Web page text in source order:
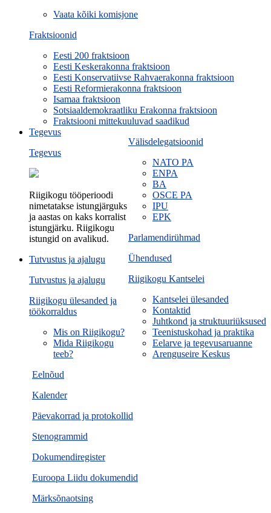
Vaata kõiki komisjone
Fraktsioonid
Eesti 200 fraktsioon
Eesti Keskerakonna fraktsioon
Eesti Konservatiivse Rahvaerakonna fraktsioon
Eesti Reformierakonna fraktsioon
Isamaa fraktsioon
Sotsiaaldemokraatliku Erakonna fraktsioon
Fraktsiooni mittekuuluvad saadikud
Välisdelegatsioonid
NATO PA
ENPA
BA
OSCE PA
IPU
EPK
Parlamendirühmad
Ühendused
Riigikogu Kantselei
Kantselei ülesanded
Kontaktid
Juhtkond ja struktuuriüksused
Teenistuskohad ja praktika
Eelarve ja tegevusaruanne
Arenguseire Keskus
Tegevus
Tegevus
Riigikogu tööperioodi
nimetatakse istungjärguks
ja aastas on kaks korralist
istungjärku. Riigikogu
istungid on avalikud.
Eelnõud
Kalender
Päevakorrad ja protokollid
Stenogrammid
Dokumendiregister
Euroopa Liidu dokumendid
Märksõnaotsing
Tutvustus ja ajalugu
Tutvustus ja ajalugu
Riigikogu ülesanded ja
töökorraldus
Mis on Riigikogu?
Mida Riigikogu
teeb?